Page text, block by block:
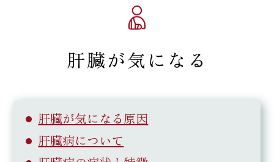
肝臓が気になる
肝臓が気になる原因
肝臓病について